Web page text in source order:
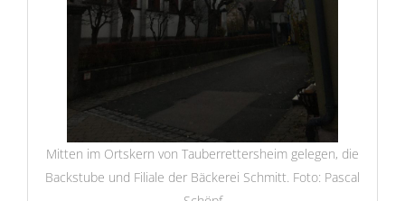
Mitten im Ortskern von Tauberrettersheim gelegen, die
Backstube und Filiale der Bäckerei Schmitt. Foto: Pascal